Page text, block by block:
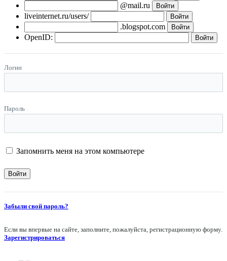
@mail.ru
liveinternet.ru/users/
.blogspot.com
OpenID:
Логин
Пароль
Запомнить меня на этом компьютере
Забыли свой пароль?
Если вы впервые на сайте, заполните, пожалуйста, регистрационную форму.
Зарегистрироваться